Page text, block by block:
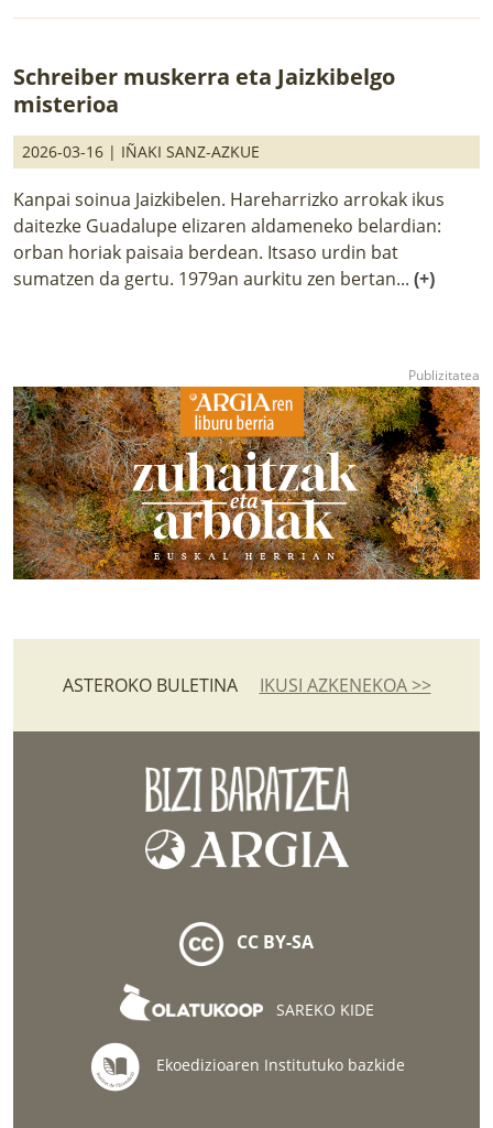
Schreiber muskerra eta Jaizkibelgo
misterioa
2026-03-16 | IÑAKI SANZ-AZKUE
Kanpai soinua Jaizkibelen. Hareharrizko arrokak ikus
daitezke Guadalupe elizaren aldameneko belardian:
orban horiak paisaia berdean. Itsaso urdin bat
sumatzen da gertu. 1979an aurkitu zen bertan... (+)
ASTEROKO BULETINA IKUSI AZKENEKOA >>
CC BY-SA
SAREKO KIDE
Ekoedizioaren Institutuko bazkide